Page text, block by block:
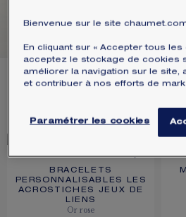
BRACELETS
42PRODUITS
BRACELETS
PERSONNALISABLES LES
ACROSTICHES JEUX DE
LIENS
Or rose
GARANTIE ET
Bienvenue sur le site
En cliquant sur « Accepter tous les
acceptez le stockage de cookies
améliorer la navigation sur le site,
et contribuer à nos efforts de
Paramétrer les cookies